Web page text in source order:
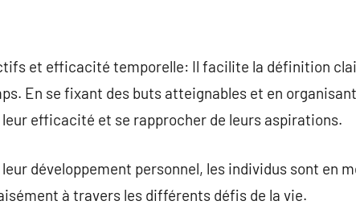
et efficacité temporelle: Il facilite la définition
En se fixant des buts atteignables et en
efficacité et se rapprocher de leurs aspirations.
développement personnel, les individus sont en
à travers les différents défis de la vie.